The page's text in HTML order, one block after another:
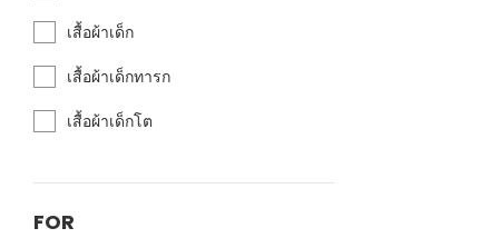
เสื้อผ้าเด็ก
เสื้อผ้าเด็กทารก
เสื้อผ้าเด็กโต
FOR